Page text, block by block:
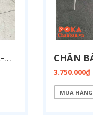
CHÂN GHẾ XOAY CGX-BV01
3.750.000₫
MUA HÀNG